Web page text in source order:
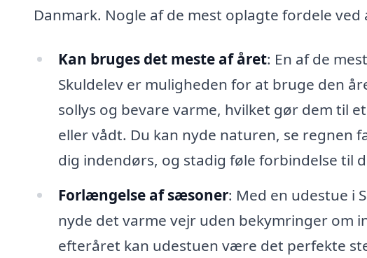
Danmark. Nogle af de mest oplagte fordele
Kan bruges det meste af året: En af de
Skuldelev er muligheden for at bruge den
sollys og bevare varme, hvilket gør dem til
eller vådt. Du kan nyde naturen, se regnen
dig indendørs, og stadig føle forbindelse til
Forlængelse af sæsoner: Med en udestue i
nyde det varme vejr uden bekymringer om
efteråret kan udestuen være det perfekte